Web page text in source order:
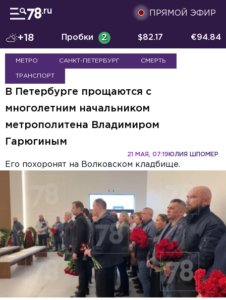
ПРЯМОЙ ЭФИР
+18 Пробки 2 $82.17 €94.84
МЕТРО САНКТ-ПЕТЕРБУРГ СМЕРТЬ
ТРАНСПОРТ
В Петербурге прощаются с
многолетним начальником
метрополитена Владимиром
Гарюгиным
ЮЛИЯ ШПОМЕР
21 МАЯ, 07:19
Его похоронят на Волковском кладбище.